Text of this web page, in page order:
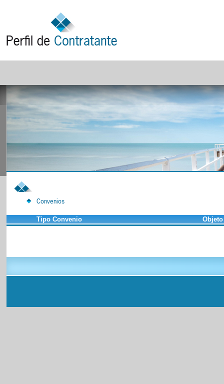
Convenios
Tipo Convenio Objeto